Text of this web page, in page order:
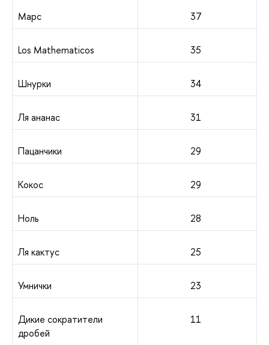
Марс 37
Los Mathematicos 35
Шнурки 34
Ля ананас 31
Пацанчики 29
Кокос 29
Ноль 28
Ля кактус 25
Умнички 23
Дикие сократители
дробей
11